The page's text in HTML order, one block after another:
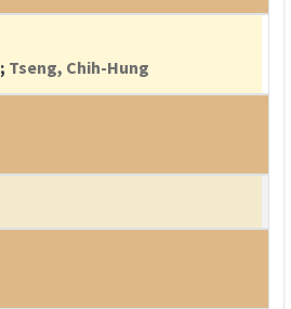
; Tseng, Chih-Hung